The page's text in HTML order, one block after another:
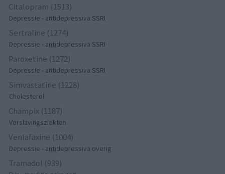
Citalopram (1513)
Depressie - antidepressiva SSRI
Sertraline (1274)
Depressie - antidepressiva SSRI
Paroxetine (1272)
Depressie - antidepressiva SSRI
Simvastatine (1228)
Cholesterol
Champix (1187)
Verslavingsziekten
Venlafaxine (1004)
Depressie - antidepressiva overig
Tramadol (939)